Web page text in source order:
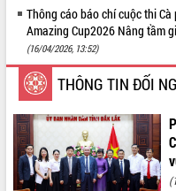
VIDEO
Loading the player...
Khám bệnh, cấp phát thuốc miễn
và tặng quà người dân xã Cư Pui
Thông cáo báo chí cuộc thi
Amazing Cup2026 Nâng tầm
(16/04/2026, 13:52)
THÔNG TIN ĐỐI